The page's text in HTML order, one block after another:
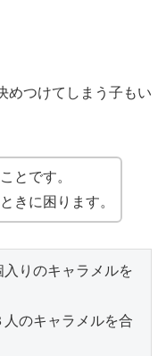
めつけてしまう子もい
とです。
きに困ります。
りのキャラメルを
のキャラメルを合